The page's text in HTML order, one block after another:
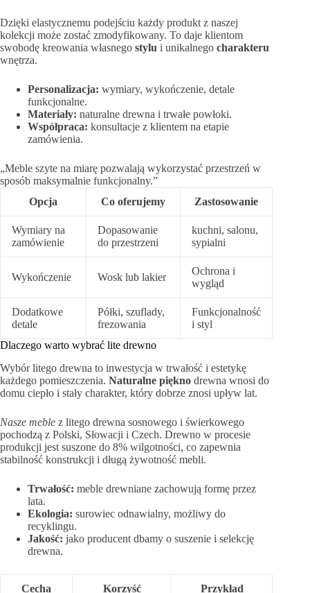
Dzięki elastycznemu podejściu każdy produkt z naszej
kolekcji może zostać zmodyfikowany. To daje klientom
swobodę kreowania własnego stylu i unikalnego charakteru
wnętrza.
Personalizacja: wymiary, wykończenie, detale
funkcjonalne.
Materiały: naturalne drewna i trwałe powłoki.
Współpraca: konsultacje z klientem na etapie
zamówienia.
„Meble szyte na miarę pozwalają wykorzystać przestrzeń w
sposób maksymalnie funkcjonalny.”
Opcja
Co oferujemy Zastosowanie
Wymiary na
zamówienie
Dopasowanie
do przestrzeni
kuchni, salonu,
sypialni
Wykończenie Wosk lub lakier
Ochrona i
wygląd
Dodatkowe
detale
Półki, szuflady,
frezowania
Funkcjonalność
i styl
Dlaczego warto wybrać lite drewno
Wybór litego drewna to inwestycja w trwałość i estetykę
każdego pomieszczenia. Naturalne piękno drewna wnosi do
domu ciepło i stały charakter, który dobrze znosi upływ lat.
Nasze meble z litego drewna sosnowego i świerkowego
pochodzą z Polski, Słowacji i Czech. Drewno w procesie
produkcji jest suszone do 8% wilgotności, co zapewnia
stabilność konstrukcji i długą żywotność mebli.
Trwałość: meble drewniane zachowują formę przez
lata.
Ekologia: surowiec odnawialny, możliwy do
recyklingu.
Jakość: jako producent dbamy o suszenie i selekcję
drewna.
Cecha Korzyść Przykład